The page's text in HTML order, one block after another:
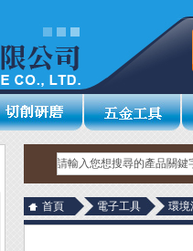
首頁 電子工具 環境